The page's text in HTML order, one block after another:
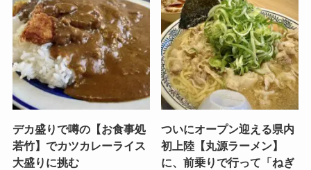
デカ盛りで噂の【お食事処
若竹】でカツカレーライス
大盛りに挑む
ついにオープン迎える県内
初上陸【丸源ラーメン】
に、前乗りで行って「ねぎ